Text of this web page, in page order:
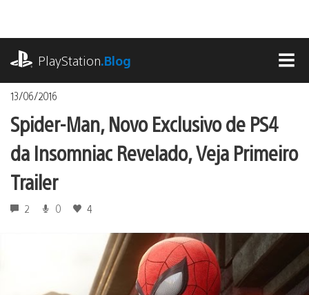
o
conteúdoPlayStation.Blog
13/06/2016
Spider-Man, Novo Exclusivo de PS4
da Insomniac Revelado, Veja Primeiro
Trailer
2 0 4